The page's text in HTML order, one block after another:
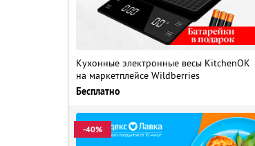
Кухонные электронные весы KitchenOK
на маркетплейсе Wildberries
Бесплатно
-40%